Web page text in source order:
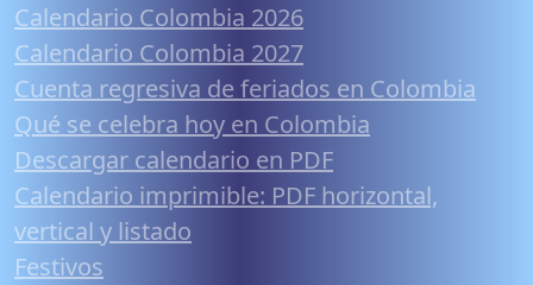
Calendario Colombia 2026
Calendario Colombia 2027
Cuenta regresiva de feriados en Colombia
Qué se celebra hoy en Colombia
Descargar calendario en PDF
Calendario imprimible: PDF horizontal,
vertical y listado
Festivos